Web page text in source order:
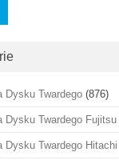
Dysku Twardego (876)
Dysku Twardego Fujitsu
Dysku Twardego Hitachi